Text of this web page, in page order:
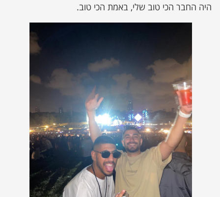
היה החבר הכי טוב שלי, באמת הכי טוב.